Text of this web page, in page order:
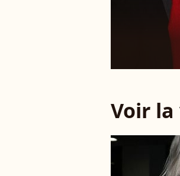
Voir la